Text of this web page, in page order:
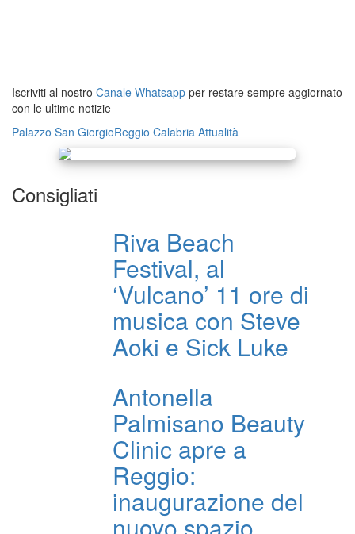
Iscriviti al nostro Canale Whatsapp per restare sempre aggiornato
con le ultime notizie
Palazzo San GiorgioReggio Calabria Attualità
Consigliati
Riva Beach
Festival, al
‘Vulcano’ 11 ore di
musica con Steve
Aoki e Sick Luke
Antonella
Palmisano Beauty
Clinic apre a
Reggio:
inaugurazione del